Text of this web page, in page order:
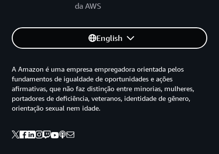
da AWS
English
A Amazon é uma empresa empregadora orientada pelos
fundamentos de igualdade de oportunidades e ações
afirmativas, que não faz distinção entre minorias, mulheres,
portadores de deficiência, veteranos, identidade de gênero,
orientação sexual nem idade.